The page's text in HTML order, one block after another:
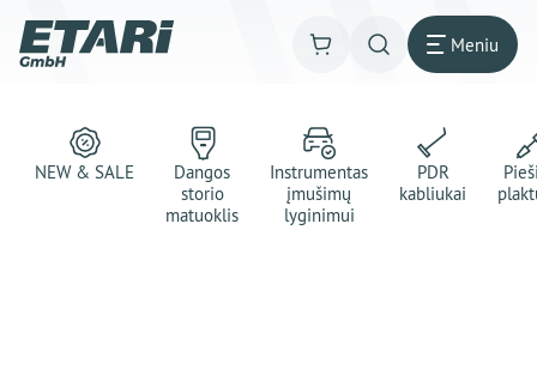
Meniu
NEW & SALE
Dangos
storio
matuoklis
Instrumentas
įmušimų
lyginimui
PDR
kabliukai